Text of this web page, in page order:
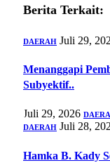
Berita Terkait:
DAERAH Juli 29,
Menanggapi
Subyektif..
Juli 29, 2026
DAERAH Juli 28,
Hamka B. Kady